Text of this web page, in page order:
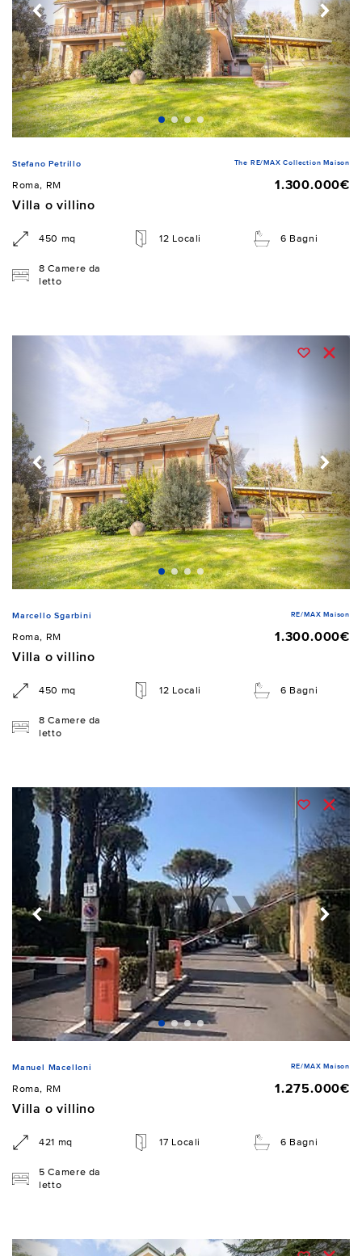
Stefano Petrillo The RE/MAX Collection Maison
Roma, RM
1.300.000€
Villa o villino
450 mq 12 Locali 6 Bagni
8 Camere da
letto
Marcello Sgarbini RE/MAX Maison
Roma, RM
1.300.000€
Villa o villino
450 mq 12 Locali 6 Bagni
8 Camere da
letto
Manuel Macelloni RE/MAX Maison
Roma, RM
1.275.000€
Villa o villino
421 mq 17 Locali 6 Bagni
5 Camere da
letto